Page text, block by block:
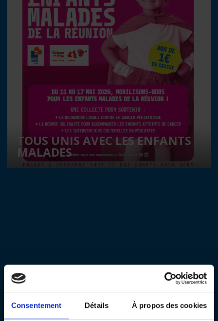
Consentement Détails À propos des cookies
TOUS UNIS AVEC LES ENFANTS
MALADES